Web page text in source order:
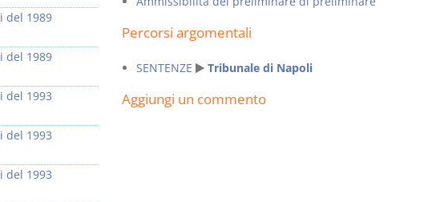
Percorsi argomentali
SENTENZE Tribunale di Napoli
Aggiungi un commento
del 1989
del 1989
del 1993
del 1993
del 1993